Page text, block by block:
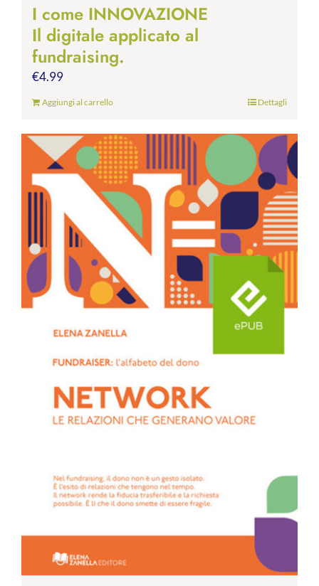
I come INNOVAZIONE
Il digitale applicato al
fundraising.
€4.99
Aggiungi al carrello Dettagli